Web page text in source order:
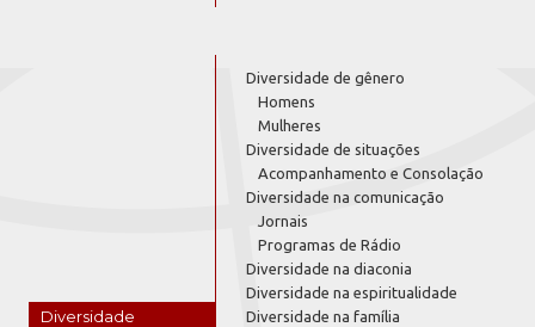
Diversidade
Diversidade de gênero
Homens
Mulheres
Diversidade de situações
Acompanhamento e Consolação
Diversidade na comunicação
Jornais
Programas de Rádio
Diversidade na diaconia
Diversidade na espiritualidade
Diversidade na família